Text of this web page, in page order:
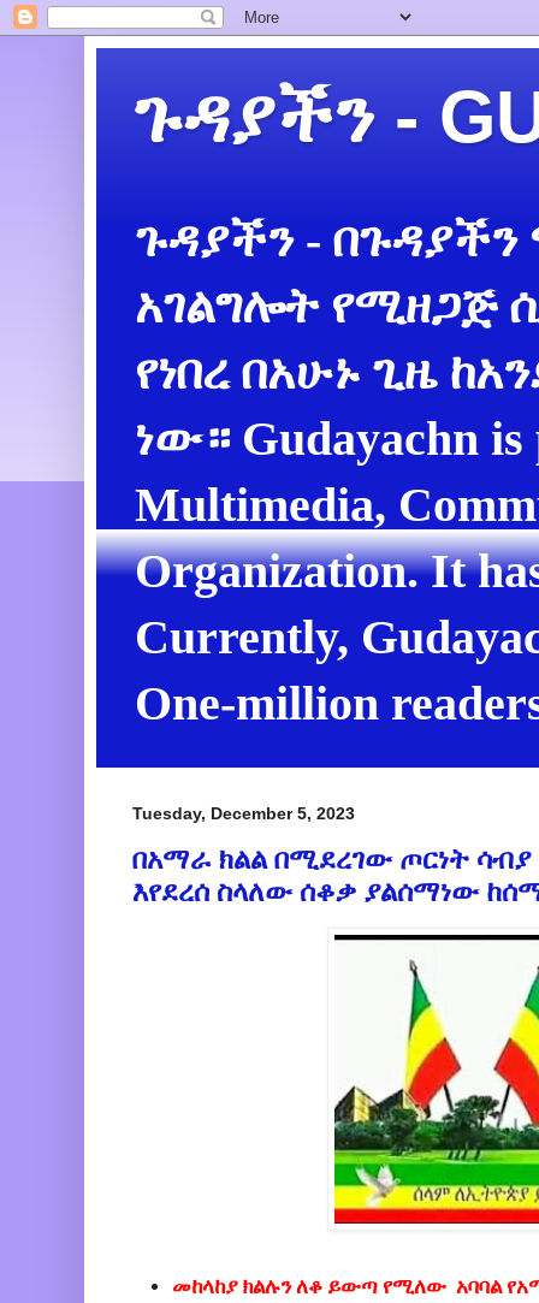
ጉዳያችን -
ጉዳያችን -
አገልግሎት የሚዘጋጅ
የነበረ በአሁኑ ጊዜ
ነው። Gudayachn is
Multimedia,
Organization. It
Currently,
One-million
Tuesday, December 5, 2023
በአማራ ክልል በሚደረገው ጦርነት ሳብያ
እየደረሰ ስላለው ሰቆቃ ያልሰማነው
መከላከያ ክልሉን ለቆ ይውጣ የሚለው አባባል